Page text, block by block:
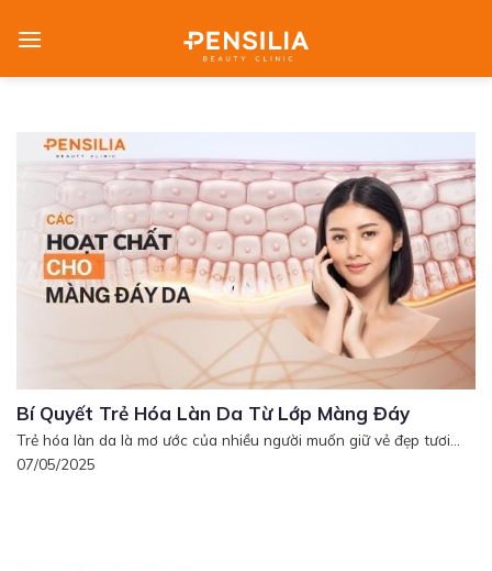
Bí Quyết Trẻ Hóa Làn Da Từ Lớp Màng Đáy
Trẻ hóa làn da là mơ ước của nhiều người muốn giữ vẻ đẹp tươi...
07/05/2025